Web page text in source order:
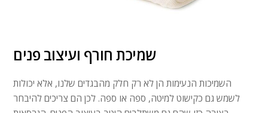
שמיכת חורף ועיצוב פנים
השמיכות הנעימות הן לא רק חלק מהבגדים שלנו, אלא יכולות
לשמש גם כקישוט למיטה, ספה או ספה. לכן הם צריכים להיבחר